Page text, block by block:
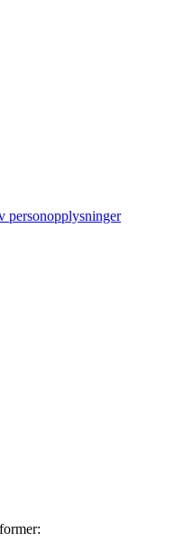
personopplysninger